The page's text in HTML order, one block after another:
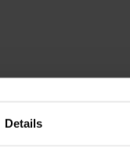
Details